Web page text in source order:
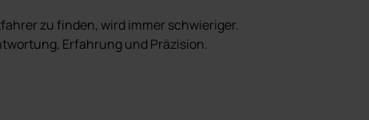
zu finden, wird immer schwieriger.
Erfahrung und Präzision.